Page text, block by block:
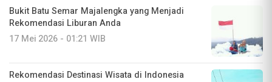
Bukit Batu Semar Majalengka yang Menjadi
Rekomendasi Liburan Anda
17 Mei 2026 - 01:21 WIB
Rekomendasi Destinasi Wisata di Indonesia